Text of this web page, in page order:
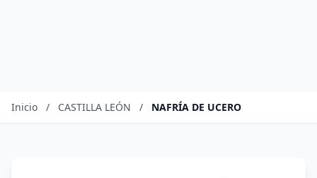
Inicio / CASTILLA LEÓN / NAFRÍA DE UCERO